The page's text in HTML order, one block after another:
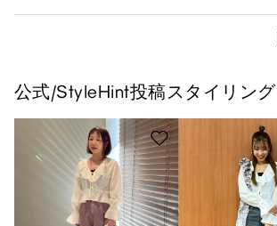
公式/StyleHint投稿スタイリング